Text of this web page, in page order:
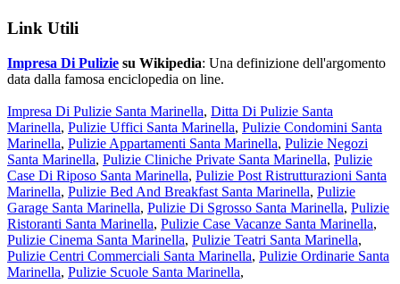
Link Utili
Impresa Di Pulizie su Wikipedia: Una definizione dell'argomento
data dalla famosa enciclopedia on line.
Impresa Di Pulizie Santa Marinella, Ditta Di Pulizie Santa
Marinella, Pulizie Uffici Santa Marinella, Pulizie Condomini Santa
Marinella, Pulizie Appartamenti Santa Marinella, Pulizie Negozi
Santa Marinella, Pulizie Cliniche Private Santa Marinella, Pulizie
Case Di Riposo Santa Marinella, Pulizie Post Ristrutturazioni Santa
Marinella, Pulizie Bed And Breakfast Santa Marinella, Pulizie
Garage Santa Marinella, Pulizie Di Sgrosso Santa Marinella, Pulizie
Ristoranti Santa Marinella, Pulizie Case Vacanze Santa Marinella,
Pulizie Cinema Santa Marinella, Pulizie Teatri Santa Marinella,
Pulizie Centri Commerciali Santa Marinella, Pulizie Ordinarie Santa
Marinella, Pulizie Scuole Santa Marinella,